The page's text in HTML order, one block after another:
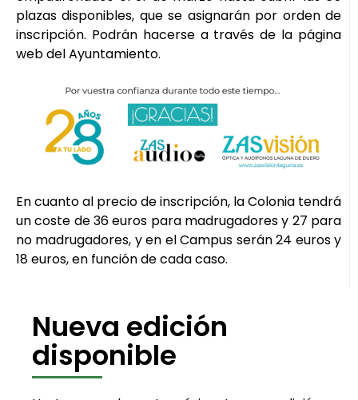
plazas disponibles, que se asignarán por orden de
inscripción. Podrán hacerse a través de la página
web del Ayuntamiento.
En cuanto al precio de inscripción, la Colonia tendrá
un coste de 36 euros para madrugadores y 27 para
no madrugadores, y en el Campus serán 24 euros y
18 euros, en función de cada caso.
Nueva edición
disponible